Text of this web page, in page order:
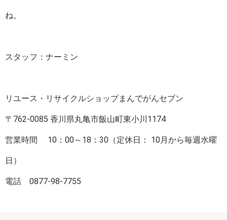
ね。
スタッフ：ナーミン
リユース・リサイクルショップまんでがんセブン
〒762-0085 香川県丸亀市飯山町東小川1174
営業時間 10：00～18：30（定休日： 10月から毎週水曜
日）
電話 0877-98-7755